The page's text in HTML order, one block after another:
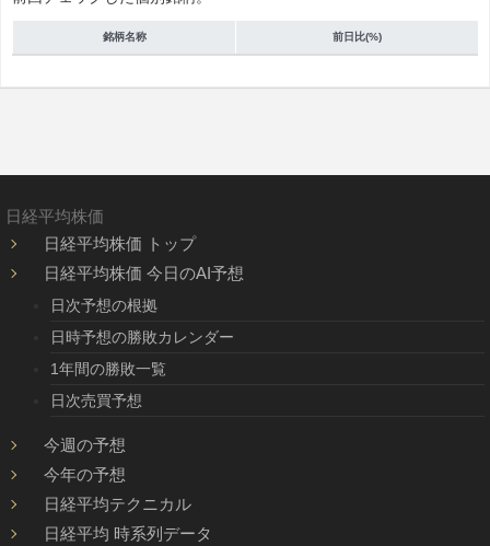
銘柄名称 前日比(%)
日経平均株価
日経平均株価 トップ
日経平均株価 今日のAI予想
日次予想の根拠
日時予想の勝敗カレンダー
1年間の勝敗一覧
日次売買予想
今週の予想
今年の予想
日経平均テクニカル
日経平均 時系列データ